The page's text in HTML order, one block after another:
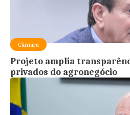
Câmara
Projeto amplia
privados do agronegócio